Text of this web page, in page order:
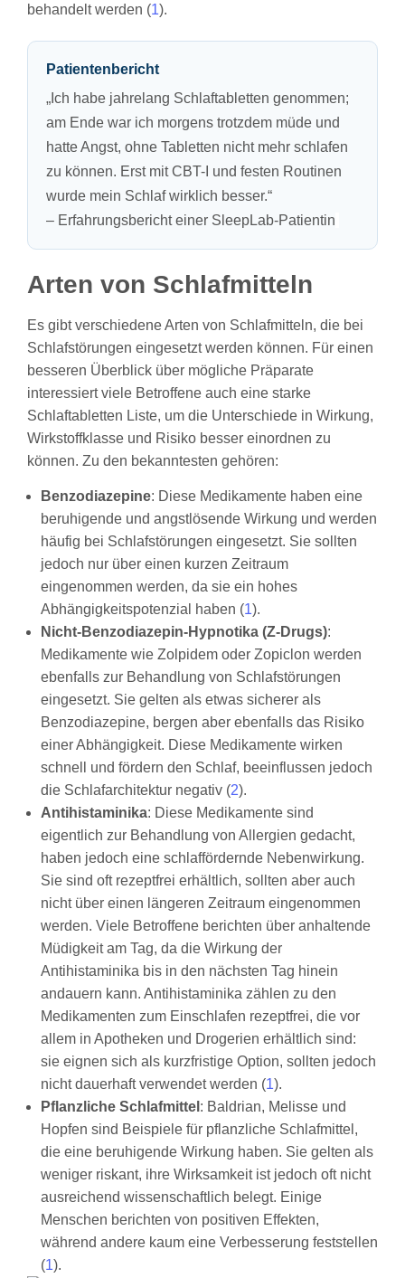
behandelt werden (1).
Patientenbericht
„Ich habe jahrelang Schlaftabletten genommen;
am Ende war ich morgens trotzdem müde und
hatte Angst, ohne Tabletten nicht mehr schlafen
zu können. Erst mit CBT-I und festen Routinen
wurde mein Schlaf wirklich besser.“
– Erfahrungsbericht einer SleepLab-Patientin
Arten von Schlafmitteln
Es gibt verschiedene Arten von Schlafmitteln, die bei
Schlafstörungen eingesetzt werden können. Für einen
besseren Überblick über mögliche Präparate
interessiert viele Betroffene auch eine starke
Schlaftabletten Liste, um die Unterschiede in Wirkung,
Wirkstoffklasse und Risiko besser einordnen zu
können. Zu den bekanntesten gehören:
Benzodiazepine: Diese Medikamente haben eine
beruhigende und angstlösende Wirkung und werden
häufig bei Schlafstörungen eingesetzt. Sie sollten
jedoch nur über einen kurzen Zeitraum
eingenommen werden, da sie ein hohes
Abhängigkeitspotenzial haben (1).
Nicht-Benzodiazepin-Hypnotika (Z-Drugs):
Medikamente wie Zolpidem oder Zopiclon werden
ebenfalls zur Behandlung von Schlafstörungen
eingesetzt. Sie gelten als etwas sicherer als
Benzodiazepine, bergen aber ebenfalls das Risiko
einer Abhängigkeit. Diese Medikamente wirken
schnell und fördern den Schlaf, beeinflussen jedoch
die Schlafarchitektur negativ (2).
Antihistaminika: Diese Medikamente sind
eigentlich zur Behandlung von Allergien gedacht,
haben jedoch eine schlaffördernde Nebenwirkung.
Sie sind oft rezeptfrei erhältlich, sollten aber auch
nicht über einen längeren Zeitraum eingenommen
werden. Viele Betroffene berichten über anhaltende
Müdigkeit am Tag, da die Wirkung der
Antihistaminika bis in den nächsten Tag hinein
andauern kann. Antihistaminika zählen zu den
Medikamenten zum Einschlafen rezeptfrei, die vor
allem in Apotheken und Drogerien erhältlich sind:
sie eignen sich als kurzfristige Option, sollten jedoch
nicht dauerhaft verwendet werden (1).
Pflanzliche Schlafmittel : Baldrian, Melisse und
Hopfen sind Beispiele für pflanzliche Schlafmittel,
die eine beruhigende Wirkung haben. Sie gelten als
weniger riskant, ihre Wirksamkeit ist jedoch oft nicht
ausreichend wissenschaftlich belegt. Einige
Menschen berichten von positiven Effekten,
während andere kaum eine Verbesserung feststellen
(1).